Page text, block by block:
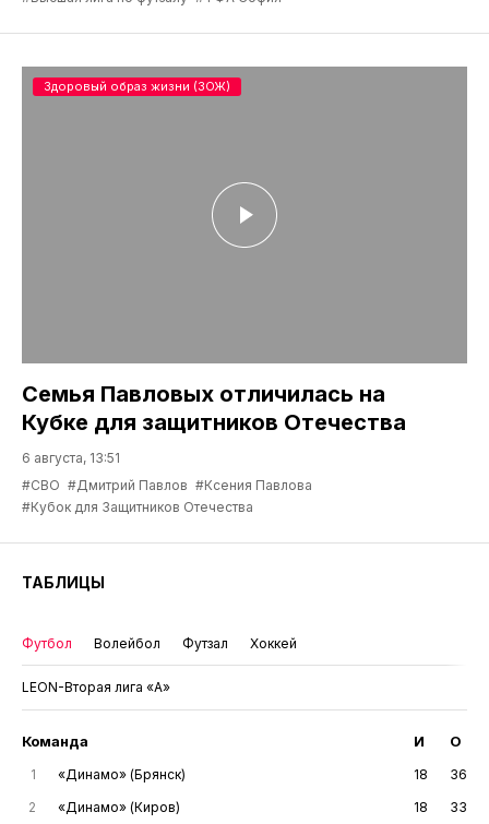
Семья Павловых отличилась на
Кубке для защитников Отечества
6 августа, 13:51
#СВО #Дмитрий Павлов #Ксения Павлова
#Кубок для Защитников Отечества
Здоровый образ жизни (ЗОЖ)
ТАБЛИЦЫ
Футбол Волейбол Футзал Хоккей
LEON-Вторая лига «А»
Команда И О
1 «Динамо» (Брянск) 18
36
2
«Динамо» (Киров) 18
33